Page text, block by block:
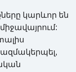
կարևոր են